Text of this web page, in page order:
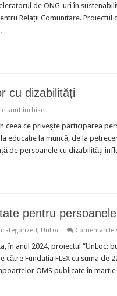
mai
de ONG-uri în
Relații Comunitare.
cu dizabilități
sunt închisepentru
asupra
persoanelor
cu
dizabilități
ceea ce privește participarea
educație la muncă, de la
de persoanele cu dizabilități
pentru
, UnLoc Comentariile
în anul 2024, proiectul “UnLoc:
Fundația FLEX cu suma de
OMS publicate în martie